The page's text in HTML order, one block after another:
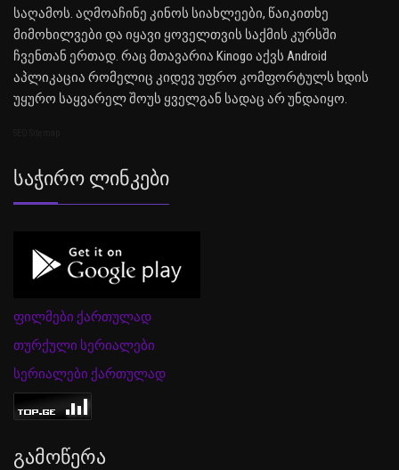
საღამოს. აღმოაჩინე კინოს სიახლეები, წაიკითხე
მიმოხილვები და იყავი ყოველთვის საქმის კურსში
ჩვენთან ერთად. რაც მთავარია Kinogo აქვს Android
აპლიკაცია რომელიც კიდევ უფრო კომფორტულს ხდის
უყურო საყვარელ შოუს ყველგან სადაც არ უნდაიყო.
Საჭირო Ლინკები
ფილმები ქართულად
თურქული სერიალები
სერიალები ქართულად
Გამოწერა